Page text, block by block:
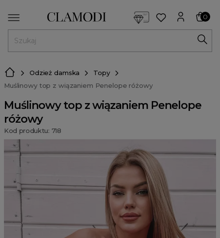
0
Odzież damska
Topy
Muślinowy top z wiązaniem Penelope różowy
Muślinowy top z wiązaniem Penelope
różowy
Kod produktu: 718